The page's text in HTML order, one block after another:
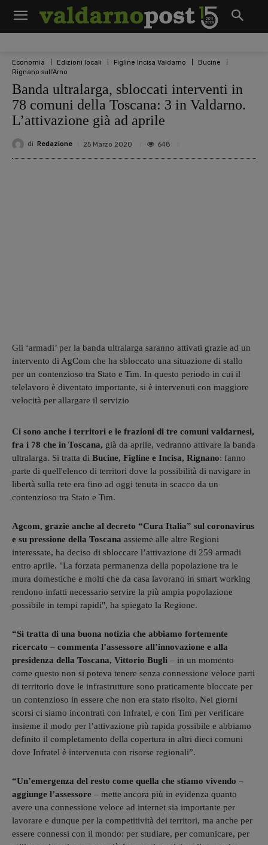
Economia Edizioni locali Figline Incisa Valdarno
Bucine
Rignano sull'Arno
Banda ultralarga, sbloccati interventi in
78 comuni della Toscana: 3 in Valdarno.
L’attivazione già ad aprile
di Redazione 25 Marzo 2020 648
Gli ‘armadi’ per la banda ultralarga saranno attivati grazie ad un
intervento di AgCom che ha sbloccato una situazione di stallo
per un contenzioso tra Stato e Tim. In questo periodo in cui il
telelavoro è diventato importante, si è intervenuti con maggiore
velocità per allargare il servizio
Ci sono anche i territori e le frazioni di tre comuni valdarnesi,
fra i 78 che in Toscana, già da aprile, vedranno attivare la banda
ultralarga. Si tratta di Bucine, Figline e Incisa, Rignano: fanno
parte di quell'elenco di territori dove la possibilità di navigare in
libertà sulla rete era fino ad oggi tenuta in scacco da un
contenzioso tra Stato e Tim.
Agcom, grazie anche al decreto “Cura Italia” sul coronavirus
e su pressione della Toscana assieme alle altre Regioni
interessate, ha deciso di sbloccare l’attivazione di 259 armadi
entro aprile. "La forzata permanenza della popolazione tra le
mura domestiche e molti che da casa lavorano in smart working
rendono infatti necessario servire la più ampia popolazione
possibile in tempi rapidi", ha spiegato la Regione.
“Si tratta di una buona notizia che abbiamo fortemente
ricercato – commenta l’assessore all’innovazione e alla
presidenza della Toscana, Vittorio Bugli – in un momento
come questo non si poteva tenere senza connessione veloce parti
di territorio dove le infrastrutture sono praticamente bloccate per
un contenzioso in essere che non era stato risolto. Nei giorni
scorsi ci siamo incontrati con Infratel, e con Tim per verificare
insieme il modo per l’attivazione più rapida possibile e abbiamo
definito il completamento della copertura in altri dieci comuni
dove Infratel è intervenuta con risorse regionali”.
“Un’emergenza del resto come quella che stiamo vivendo –
aggiunge l’assessore – mette ancora più in evidenza quanto
avere una connessione veloce ad internet sia importante per
lavorare e dunque per la competitività dei territori, ma anche per
essere connessi con il mondo: per studiare, per comunicare, per